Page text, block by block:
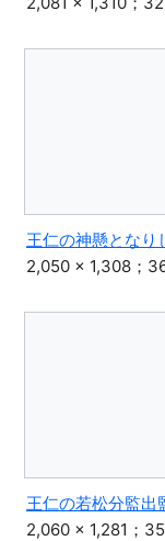
王仁の神懸となり
2,050 × 1,308；
王仁の若松分監出
2,060 × 1,281；